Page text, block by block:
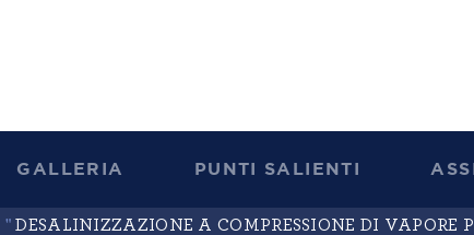
GALLERIA PUNTI SALIENTI
"DESALINIZZAZIONE A COMPRESSIONE DI VAPORE